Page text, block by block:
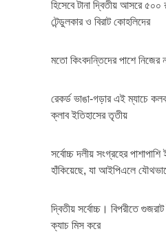
হিসেবে টানা দ্বিতীয় আসরে ৫০০
টেন্ডুলকার ও বিরাট কোহলিদের
মতো কিংবদন্তিদের পাশে নিজের
রেকর্ড ভাঙা-গড়ার এই ম্যাচে
ক্লাব ইতিহাসের তৃতীয়
সর্বোচ্চ দলীয় সংগ্রহের
হাঁকিয়েছে, যা আইপিএলে
দ্বিতীয় সর্বোচ্চ। বিপরীতে গুজরাট
ক্যাচ মিস করে